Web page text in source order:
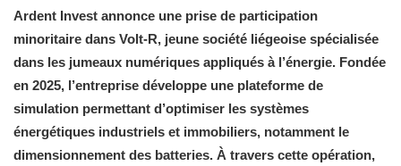
Ardent Invest annonce une prise de participation
minoritaire dans Volt-R, jeune société liégeoise spécialisée
dans les jumeaux numériques appliqués à l’énergie. Fondée
en 2025, l’entreprise développe une plateforme de
simulation permettant d’optimiser les systèmes
énergétiques industriels et immobiliers, notamment le
dimensionnement des batteries. À travers cette opération,